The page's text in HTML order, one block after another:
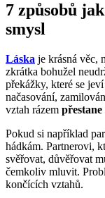
7 způsobů
smysl
Láska je krásná věc,
zkrátka bohužel
překážky, které se
načasování,
vztah rázem přestane
Pokud si například
hádkám. Partnerovi,
svěřovat, důvěřovat
čemkoliv mluvit.
končících vztahů.